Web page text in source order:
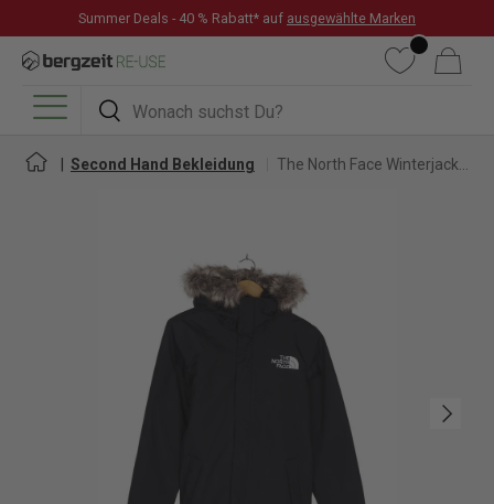
DIREKT ZUM INHALT
Summer Deals - 40 % Rabatt* auf ausgewählte Marken
Suchen
Suchen
WunschlisteWarenkorb
Menü
Second Hand Bekleidung
Nächste